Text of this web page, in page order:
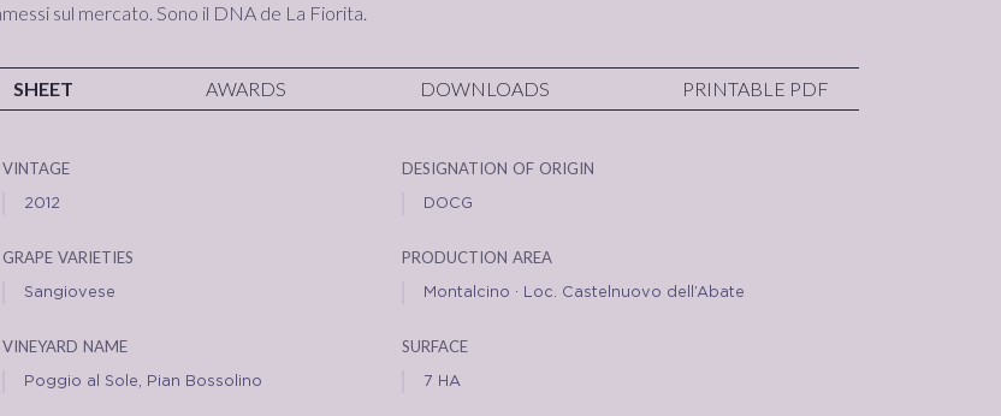
sul mercato. Sono il DNA de La Fiorita.
SHEET AWARDS DOWNLOADS PRINTABLE PDF
vintage
2012
designation of origin
DOCG
grape varieties
Sangiovese
production area
Montalcino · Loc. Castelnuovo dell’Abate
vineyard name
Poggio al Sole, Pian Bossolino
surface
7 HA